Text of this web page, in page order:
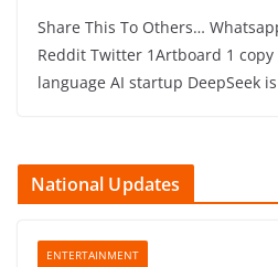
Share This To Others…
Reddit Twitter 1Artboard 1 copy
language AI startup DeepSeek is
National Updates
ENTERTAINMENT